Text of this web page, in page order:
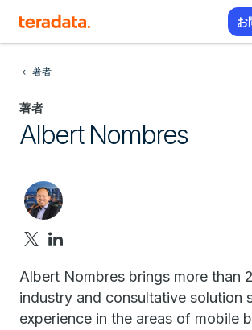
お
著者
著者
Albert Nombres
Albert Nombres brings more than
industry and consultative solution
experience in the areas of mobile